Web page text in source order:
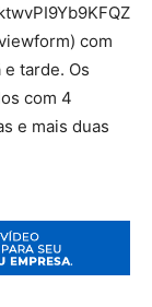
com
tarde. Os
com 4
e mais duas